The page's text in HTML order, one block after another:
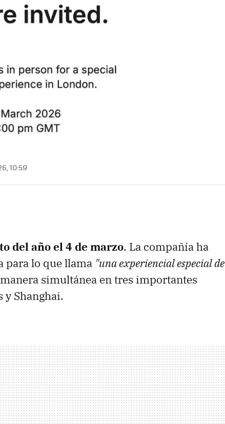
10:59
del año el 4 de marzo. La compañía ha
para lo que llama "una experiencial especial de
simultánea en tres importantes
y Shanghai.